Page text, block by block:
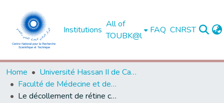
Institutions
All of
TOUBK@l
FAQ CNRST
Home
Université Hassan II de Casablanca
Faculté de Médecine et de Pharmacie - Casablanca
Le décollement de rétine chez l'Enfant